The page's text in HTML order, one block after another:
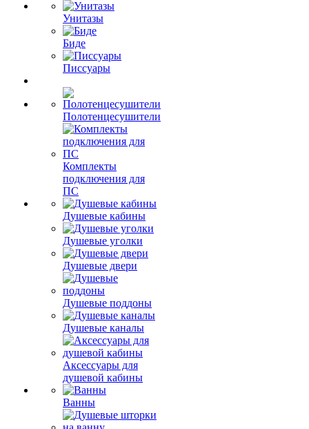
Унитазы
Биде
Писсуары
Полотенцесушители
Комплекты
подключения для
ПС
Душевые кабины
Душевые уголки
Душевые двери
Душевые поддоны
Душевые каналы
Аксессуары для
душевой кабины
Ванны